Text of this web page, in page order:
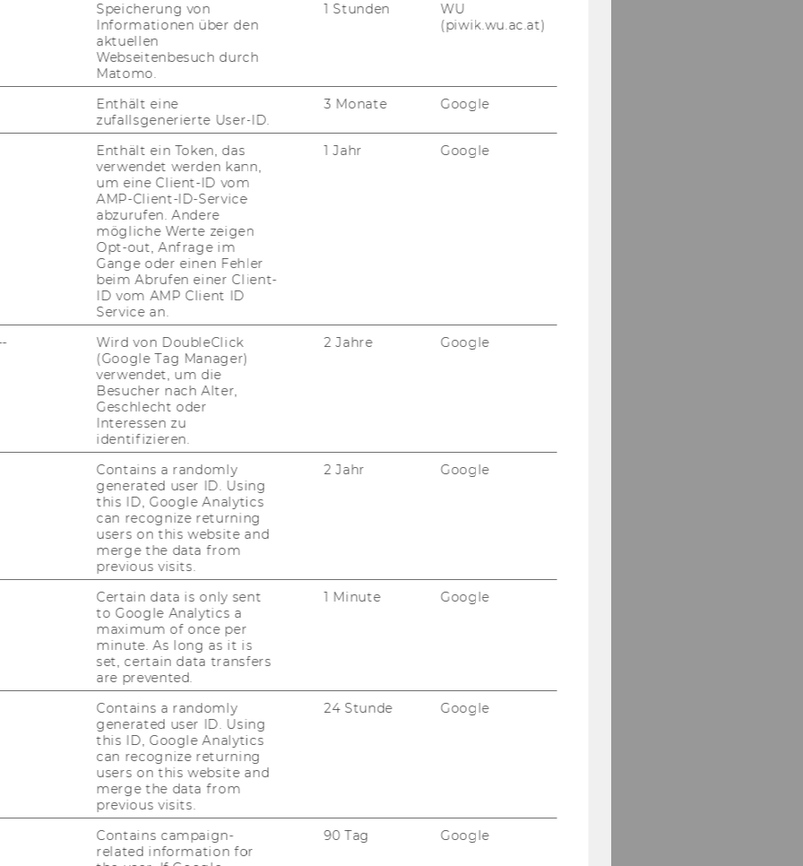
Re­gu­la­ti­
2022/23
unten, um mehr über
und deren In­hal­te zu er­fah­ren.
I (1402, PI)
II (1403, PI)
and Fi­nan­ce
2022
unten, um mehr über
und deren In­hal­te zu er­fah­ren.
I (6030, PI)
II (6031, PI)
Speicherung von
Informationen über den
aktuellen
Webseitenbesuch durch
Matomo.
1 Stunden
WU
(piwik.wu.ac.at)
Enthält eine
zufallsgenerierte User-ID.
3 Monate Google
Enthält ein Token, das
verwendet werden kann,
um eine Client-ID vom
AMP-Client-ID-Service
abzurufen. Andere
mögliche Werte zeigen
Opt-out, Anfrage im
Gange oder einen Fehler
beim Abrufen einer Client-
ID vom AMP Client ID
Service an.
1 Jahr Google
Wird von DoubleClick
(Google Tag Manager)
verwendet, um die
Besucher nach Alter,
Geschlecht oder
Interessen zu
identifizieren.
2 Jahre Google
Contains a randomly
generated user ID. Using
this ID, Google Analytics
can recognize returning
users on this website and
merge the data from
previous visits.
2 Jahr Google
Certain data is only sent
to Google Analytics a
maximum of once per
minute. As long as it is
set, certain data transfers
are prevented.
1 Minute Google
Contains a randomly
generated user ID. Using
this ID, Google Analytics
can recognize returning
users on this website and
merge the data from
previous visits.
24 Stunde Google
Contains campaign-
related information for
90 Tag Google